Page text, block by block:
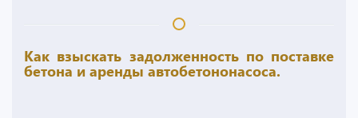
Как взыскать задолженность по поставке
бетона и аренды автобетононасоса.